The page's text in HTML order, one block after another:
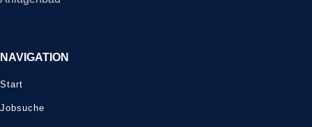
NAVIGATION
Start
Jobsuche